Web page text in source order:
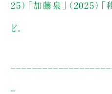
25）「加藤泉」（2025）「
ど。